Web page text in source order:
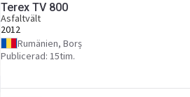
Terex TV 800
Asfaltvält
2012
Rumänien, Borș
Publicerad: 15tim.